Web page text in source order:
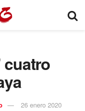
cuatro
26 enero 2020